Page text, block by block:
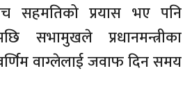
सहमतिको प्रयास भए पनि
सभामुखले प्रधानमन्त्रीका
वाग्लेलाई जवाफ दिन समय